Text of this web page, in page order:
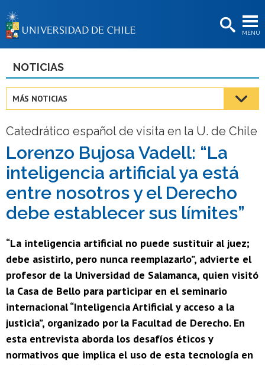
MENÚ
BIBLIOTECAS
Estudiantes
Académicas/os
Funcionarias/os
Egresadas/os
NOTICIAS
MÁS NOTICIAS
Catedrático español de visita en la U. de Chile
Lorenzo Bujosa Vadell: “La
inteligencia artificial ya está
entre nosotros y el Derecho
debe establecer sus límites”
“La inteligencia artificial no puede sustituir al juez;
debe asistirlo, pero nunca reemplazarlo”, advierte el
profesor de la Universidad de Salamanca, quien visitó
la Casa de Bello para participar en el seminario
internacional “Inteligencia Artificial y acceso a la
justicia”, organizado por la Facultad de Derecho. En
esta entrevista aborda los desafíos éticos y
normativos que implica el uso de esta tecnología en